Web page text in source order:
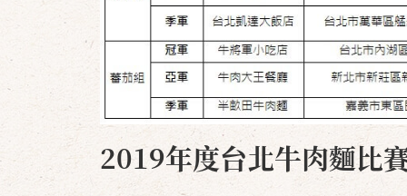
2019年度台北牛肉麵比